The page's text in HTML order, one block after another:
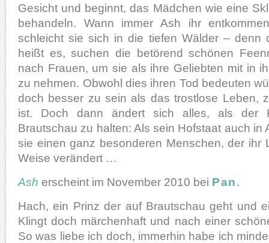
Gesicht und beginnt, das Mädchen wie eine
behandeln. Wann immer Ash ihr
schleicht sie sich in die tiefen Wälder – denn
heißt es, suchen die betörend schönen
nach Frauen, um sie als ihre Geliebten mit in
zu nehmen. Obwohl dies ihren Tod bedeuten
doch besser zu sein als das trostlose Leben,
ist. Doch dann ändert sich alles, als der
Brautschau zu halten: Als sein Hofstaat auch in
sie einen ganz besonderen Menschen, der ihr
Weise verändert …
Ash erscheint im November 2010 bei Pan.
Hach, ein Prinz der auf Brautschau geht und
Klingt doch märchenhaft und nach einer
So was liebe ich doch, immerhin habe ich